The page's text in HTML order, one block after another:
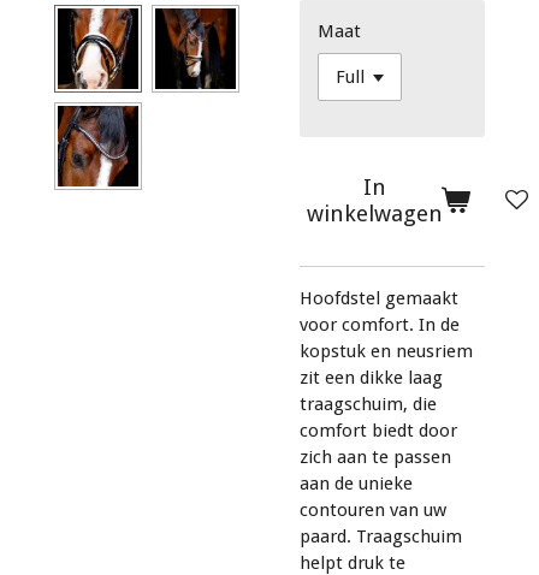
Maat
In
winkelwagen
Hoofdstel gemaakt
voor comfort. In de
kopstuk en neusriem
zit een dikke laag
traagschuim, die
comfort biedt door
zich aan te passen
aan de unieke
contouren van uw
paard. Traagschuim
helpt druk te